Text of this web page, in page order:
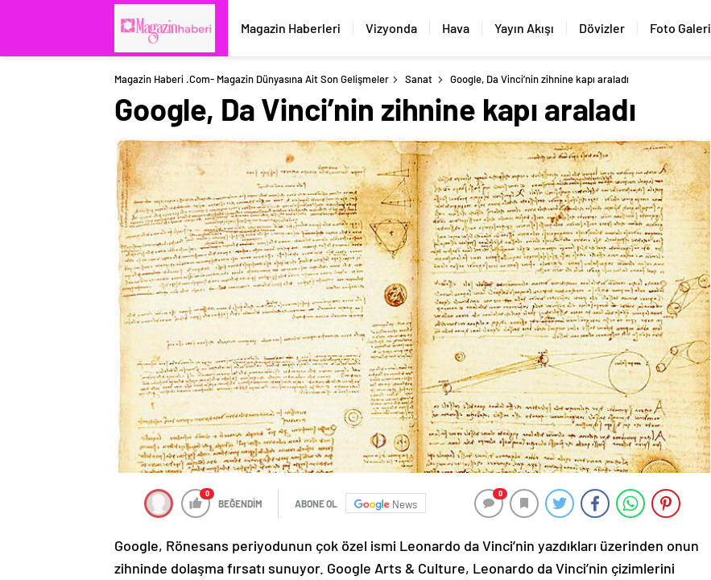
Magazin Haberleri Vizyonda Hava Yayın Akışı Dövizler Foto Galeri
Magazin Haberi .com- Magazin Dünyasına Ait Son Gelişmeler Sanat Google, Da Vinci’nin zihnine kapı araladı
Google, Da Vinci’nin zihnine kapı araladı
0
BEĞENDİM ABONE OL News
0
Google, Rönesans periyodunun çok özel ismi Leonardo da Vinci’nin yazdıkları üzerinden onun
zihninde dolaşma fırsatı sunuyor. Google Arts & Culture, Leonardo da Vinci’nin çizimlerini